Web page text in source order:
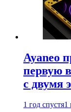
Ayaneo
первую
с двумя
1 год спустя1